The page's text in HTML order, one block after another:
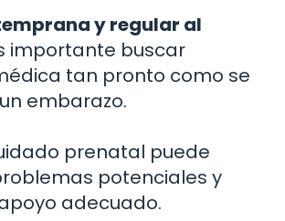
y regular al
importante buscar
tan pronto como se
embarazo.
prenatal puede
potenciales y
adecuado.